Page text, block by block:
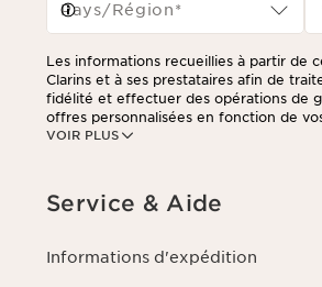
Pays/Région*
VOIR PLUS
Les informations recueillies à partir de
Clarins et à ses prestataires afin de
fidélité et effectuer des opérations de
offres personnalisées en fonction de
consulter notre politique de respect de
Service & Aide
Informations d'expédition